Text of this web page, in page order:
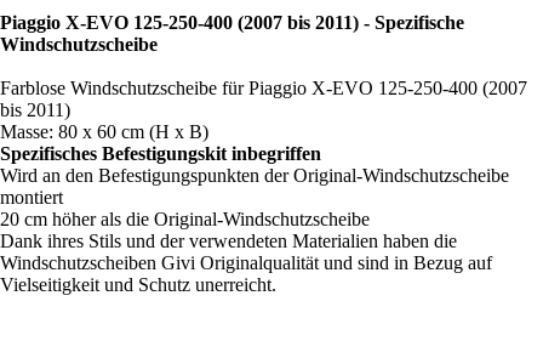
Piaggio X-EVO 125-250-400 (2007 bis 2011) - Spezifische
Windschutzscheibe
Farblose Windschutzscheibe für Piaggio X-EVO 125-250-400 (2007
bis 2011)
Masse: 80 x 60 cm (H x B)
Spezifisches Befestigungskit inbegriffen
Wird an den Befestigungspunkten der Original-Windschutzscheibe
montiert
20 cm höher als die Original-Windschutzscheibe
Dank ihres Stils und der verwendeten Materialien haben die
Windschutzscheiben Givi Originalqualität und sind in Bezug auf
Vielseitigkeit und Schutz unerreicht.